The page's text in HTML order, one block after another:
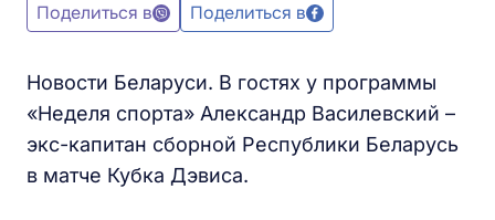
Поделиться в
Поделиться в
Новости Беларуси. В гостях у программы
«Неделя спорта» Александр Василевский –
экс-капитан сборной Республики Беларусь
в матче Кубка Дэвиса.